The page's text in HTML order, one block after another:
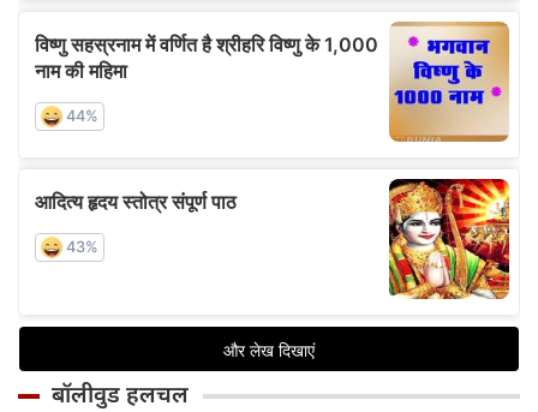
बॉलीवुड हलचल